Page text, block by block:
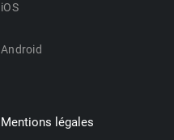
iOS
Android
Mentions légales